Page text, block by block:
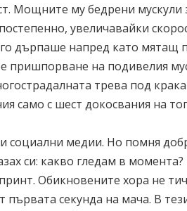
Мощните му бедрени мускули
увеличавайки
дърпаше напред като мятащ
пришпорване на подивелия
трева под
само с шест докосвания на
медии. Но помня
си: какво гледам в
Обикновените хора не
първата секунда на мача. В